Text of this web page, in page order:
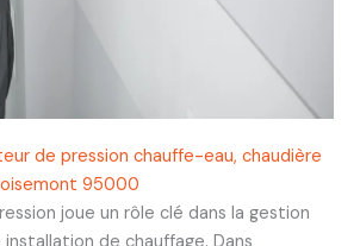
de pression chauffe-eau, chaudière
95000
joue un rôle clé dans la gestion
de chauffage. Dans